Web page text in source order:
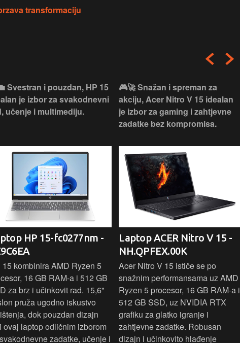
transformaciju
Svestran i pouzdan, HP 15
je izbor za svakodnevni
učenje i multimediju.
HP 15-fc0277nm -
15 kombinira AMD Ryzen 5
16 GB RAM-a i 512 GB
za brz i učinkovit rad. 15,6"
pruža ugodno iskustvo
dok pouzdan dizajn
ovaj laptop odličnim izborom
zadatke, učenje i
🎮🚀 Snažan i spreman za
akciju, Acer Nitro V 15 idealan
je izbor za gaming i zahtjevne
zadatke bez kompromisa.
Laptop ACER Nitro V 15 -
NH.QPFEX.00K
Acer Nitro V 15 ističe se po
snažnim performansama uz AMD
Ryzen 5 procesor, 16 GB RAM-a i
512 GB SSD, uz NVIDIA RTX
grafiku za glatko igranje i
zahtjevne zadatke. Robusan
dizajn i učinkovito hlađenje